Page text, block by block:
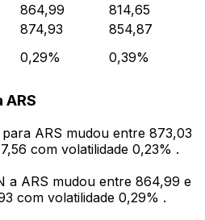
864,99
814,65
874,93
854,87
0,29% 0,39%
ARS mudou entre 873,03
com volatilidade 0,23% .
a ARS mudou entre 864,99 e
com volatilidade 0,29% .